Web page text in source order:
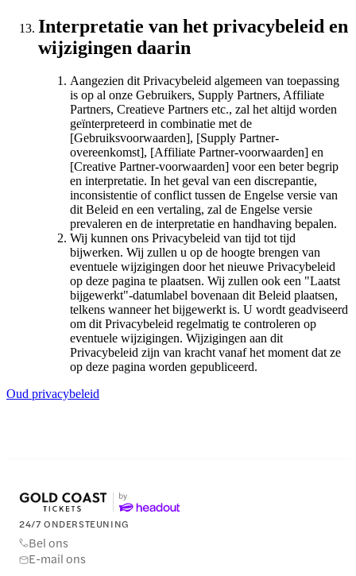
Interpretatie van het privacybeleid en
wijzigingen daarin
Aangezien dit Privacybeleid algemeen van toepassing
is op al onze Gebruikers, Supply Partners, Affiliate
Partners, Creatieve Partners etc., zal het altijd worden
geïnterpreteerd in combinatie met de
[Gebruiksvoorwaarden], [Supply Partner-
overeenkomst], [Affiliate Partner-voorwaarden] en
[Creative Partner-voorwaarden] voor een beter begrip
en interpretatie. In het geval van een discrepantie,
inconsistentie of conflict tussen de Engelse versie van
dit Beleid en een vertaling, zal de Engelse versie
prevaleren en de interpretatie en handhaving bepalen.
Wij kunnen ons Privacybeleid van tijd tot tijd
bijwerken. Wij zullen u op de hoogte brengen van
eventuele wijzigingen door het nieuwe Privacybeleid
op deze pagina te plaatsen. Wij zullen ook een "Laatst
bijgewerkt"-datumlabel bovenaan dit Beleid plaatsen,
telkens wanneer het bijgewerkt is. U wordt geadviseerd
om dit Privacybeleid regelmatig te controleren op
eventuele wijzigingen. Wijzigingen aan dit
Privacybeleid zijn van kracht vanaf het moment dat ze
op deze pagina worden gepubliceerd.
Oud privacybeleid
24/7 ONDERSTEUNING
Bel ons
E-mail ons